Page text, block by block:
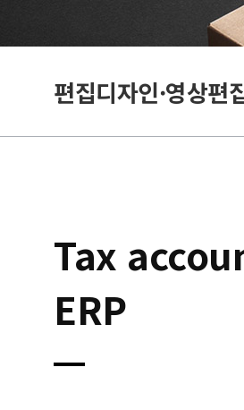
편집디자인·영상편
Tax
ERP